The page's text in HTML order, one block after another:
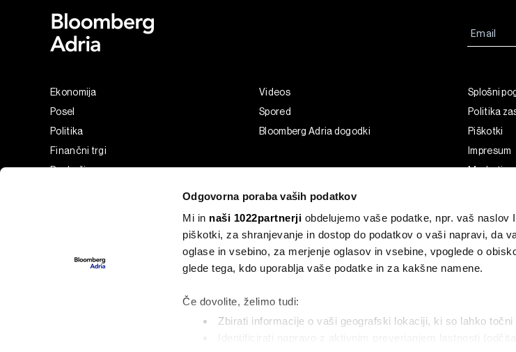
Odgovorna poraba vaših podatkov
Mi in naši 1022partnerji obdelujemo vaše podatke, npr. vaš naslov
piškotki, za shranjevanje in dostop do podatkov o vaši napravi, da
oglase in vsebino, za merjenje oglasov in vsebine, vpoglede o
glede tega, kdo uporablja vaše podatke in za kakšne namene.
Če dovolite, želimo tudi:
Zbirati informacije o vaši geografski lokaciji, ki so lahko točni
Ekonomija
Posel
Politika
Finančni trgi
Razkošje
Adria Insight
Videos
Spored
Bloomberg Adria dogodki
Splošni
Politika
Piškotki
Impresum
Marketing